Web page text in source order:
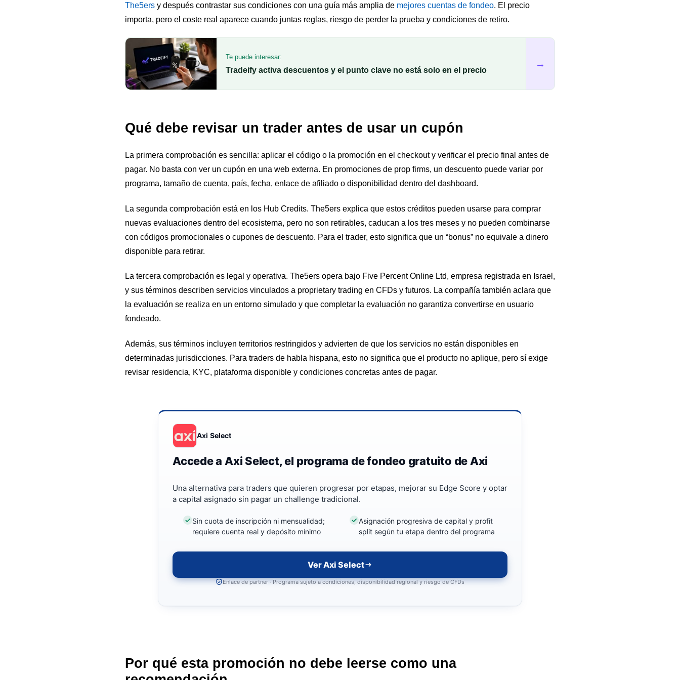
The5ers y después contrastar sus condiciones con una guía más amplia de mejores cuentas de fondeo. El precio
importa, pero el coste real aparece cuando juntas reglas, riesgo de perder la prueba y condiciones de retiro.
Te puede interesar:
Tradeify activa descuentos y el punto clave no está solo en el precio
→
Qué debe revisar un trader antes de usar un cupón
La primera comprobación es sencilla: aplicar el código o la promoción en el checkout y verificar el precio final antes de
pagar. No basta con ver un cupón en una web externa. En promociones de prop firms, un descuento puede variar por
programa, tamaño de cuenta, país, fecha, enlace de afiliado o disponibilidad dentro del dashboard.
La segunda comprobación está en los Hub Credits. The5ers explica que estos créditos pueden usarse para comprar
nuevas evaluaciones dentro del ecosistema, pero no son retirables, caducan a los tres meses y no pueden combinarse
con códigos promocionales o cupones de descuento. Para el trader, esto significa que un “bonus” no equivale a dinero
disponible para retirar.
La tercera comprobación es legal y operativa. The5ers opera bajo Five Percent Online Ltd, empresa registrada en Israel,
y sus términos describen servicios vinculados a proprietary trading en CFDs y futuros. La compañía también aclara que
la evaluación se realiza en un entorno simulado y que completar la evaluación no garantiza convertirse en usuario
fondeado.
Además, sus términos incluyen territorios restringidos y advierten de que los servicios no están disponibles en
determinadas jurisdicciones. Para traders de habla hispana, esto no significa que el producto no aplique, pero sí exige
revisar residencia, KYC, plataforma disponible y condiciones concretas antes de pagar.
Axi Select
Accede a Axi Select, el programa de fondeo gratuito de Axi
Una alternativa para traders que quieren progresar por etapas, mejorar su Edge Score y optar
a capital asignado sin pagar un challenge tradicional.
Sin cuota de inscripción ni mensualidad;
requiere cuenta real y depósito mínimo
Asignación progresiva de capital y profit
split según tu etapa dentro del programa
Ver Axi Select
Enlace de partner · Programa sujeto a condiciones, disponibilidad regional y riesgo de CFDs
Por qué esta promoción no debe leerse como una